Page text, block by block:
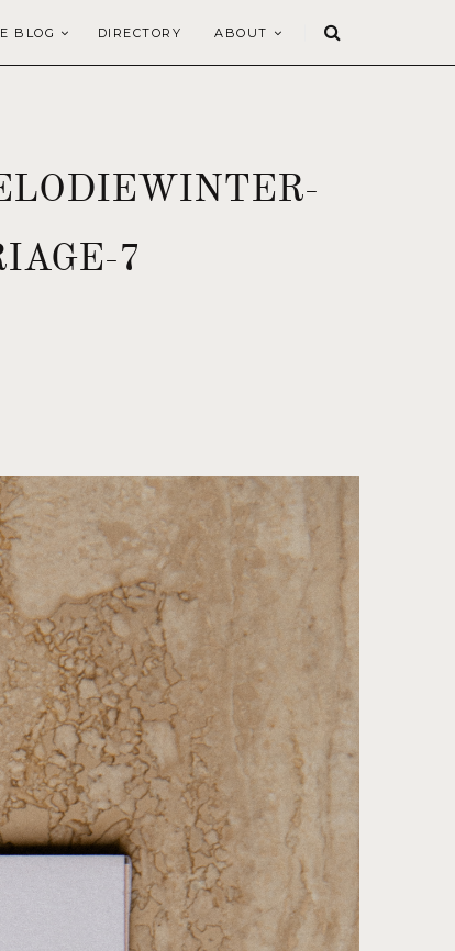
BLOG DIRECTORY ABOUT
7